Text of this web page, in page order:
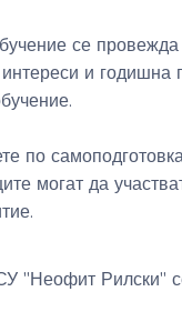
се
и годишна
по
могат да
"Неофит Рилски"